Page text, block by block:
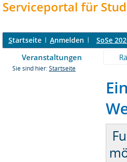
Serviceportal für
Startseite Anmelden SoSe
Veranstaltungen
Sie sind hier: Startseite